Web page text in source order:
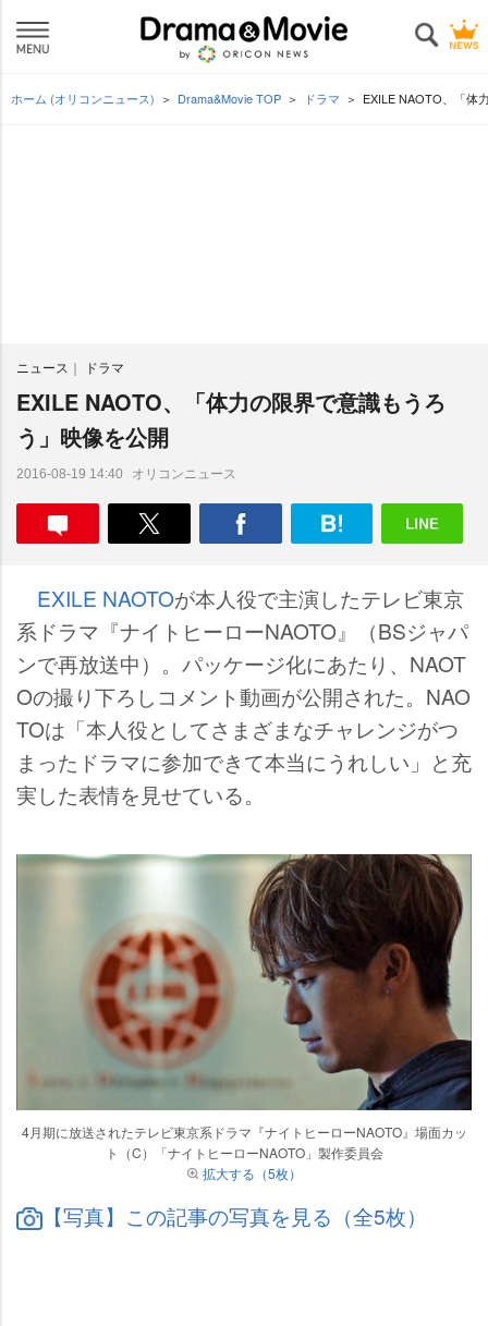
ホーム (オリコンニュース) Drama&Movie TOP ドラマ EXILE NAOTO、「体
ニュース ドラマ
EXILE NAOTO、「体力の限界で意識もうろ
う」映像を公開
2016-08-19 14:40 オリコンニュース
EXILE NAOTOが本人役で主演したテレビ東京
系ドラマ『ナイトヒーローNAOTO』（BSジャパ
ンで再放送中）。パッケージ化にあたり、NAOT
Oの撮り下ろしコメント動画が公開された。NAO
TOは「本人役としてさまざまなチャレンジがつ
まったドラマに参加できて本当にうれしい」と充
実した表情を見せている。
4月期に放送されたテレビ東京系ドラマ『ナイトヒーローNAOTO』場面カッ
ト（C）「ナイトヒーローNAOTO」製作委員会
拡大する（5枚）
【写真】この記事の写真を見る（全5枚）